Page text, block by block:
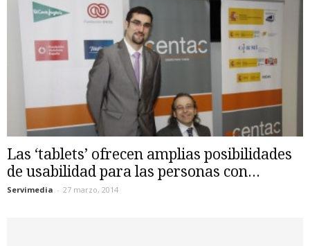
Las ‘tablets’ ofrecen amplias posibilidades
de usabilidad para las personas con...
Servimedia - 27 marzo, 2014